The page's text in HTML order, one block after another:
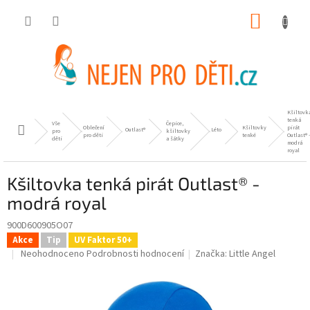
Domů
Vše
pro
děti
Oblečení
pro děti
Outlast®
Čepice,
kšiltovky
a šátky
Léto
Kšiltovky
tenké
tenká
pirát
Outlast® -
modrá
royal
Kšiltovka tenká pirát Outlast® -
modrá royal
900D600905O07
Akce Tip UV Faktor 50+
Průměrné
Neohodnoceno Podrobnosti hodnocení Značka:Little Angel